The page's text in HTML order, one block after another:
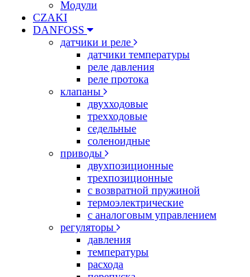
Модули
CZAKI
DANFOSS
датчики и реле
датчики температуры
реле давления
реле протока
клапаны
двухходовые
трехходовые
седельные
соленоидные
приводы
двухпозиционные
трехпозиционные
с возвратной пружиной
термоэлектрические
с аналоговым управлением
регуляторы
давления
температуры
расхода